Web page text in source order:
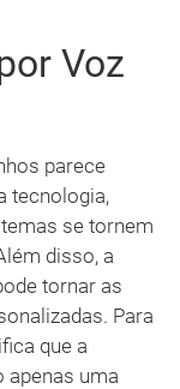
Voz
parece
tecnologia,
se tornem
disso, a
tornar as
Para
que a
apenas uma